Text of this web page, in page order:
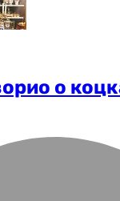
о